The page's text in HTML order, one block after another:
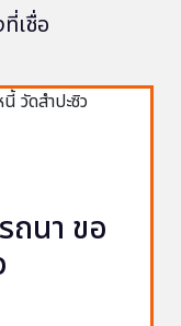
เชื่อ
ถนา ขอ